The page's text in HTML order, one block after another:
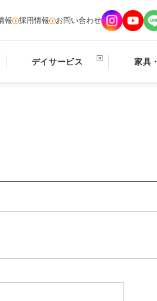
報 採用情報 お問い合わせ
デイサービス 家具